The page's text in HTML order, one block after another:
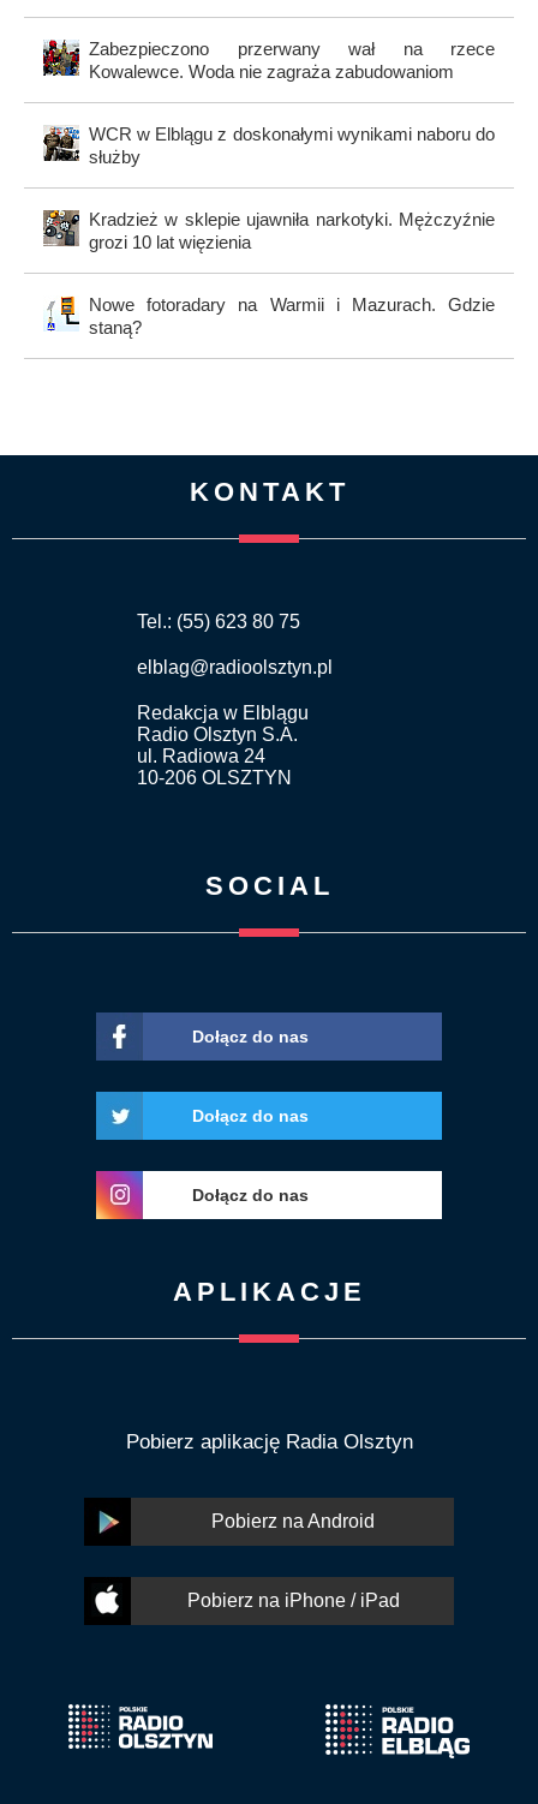
Zabezpieczono przerwany wał na rzece
Kowalewce. Woda nie zagraża zabudowaniom
WCR w Elblągu z doskonałymi wynikami naboru do
służby
Kradzież w sklepie ujawniła narkotyki. Mężczyźnie
grozi 10 lat więzienia
Nowe fotoradary na Warmii i Mazurach. Gdzie
staną?
KONTAKT
Tel.: (55) 623 80 75
elblag@radioolsztyn.pl
Redakcja w Elblągu
Radio Olsztyn S.A.
ul. Radiowa 24
10-206 OLSZTYN
SOCIAL
Dołącz do nas
Dołącz do nas
Dołącz do nas
APLIKACJE
Pobierz aplikację Radia Olsztyn
Pobierz na Android
Pobierz na iPhone / iPad